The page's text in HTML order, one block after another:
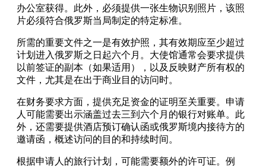
办公室获得。此外，必须提供一张生物识别照片，该照
片必须符合俄罗斯当局制定的特定标准。
所需的重要文件之一是有效护照，其有效期应至少超过
计划进入俄罗斯之日起六个月。大使馆通常会要求提供
以前签证的副本（如果适用），以及反映财产所有权的
文件，尤其是在出于商业目的访问时。
在财务要求方面，提供充足资金的证明至关重要。申请
人可能需要出示涵盖过去三到六个月的银行对账单。此
外，还需要提供酒店预订确认函或俄罗斯境内接待方的
邀请函，概述访问的目的和持续时间。
根据申请人的旅行计划，可能需要额外的许可证。例